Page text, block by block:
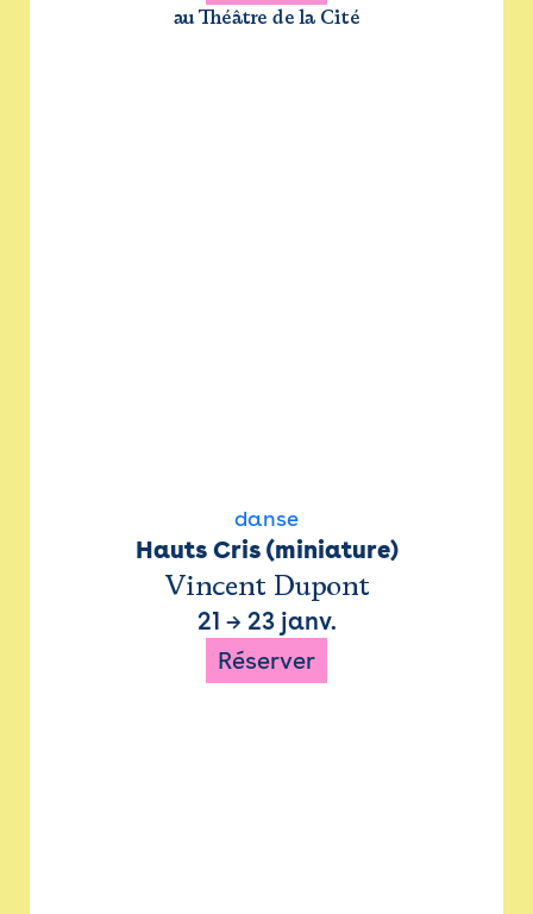
au Théâtre de la Cité
danse
Hauts Cris (miniature)
Vincent Dupont
21 → 23 janv.
Réserver